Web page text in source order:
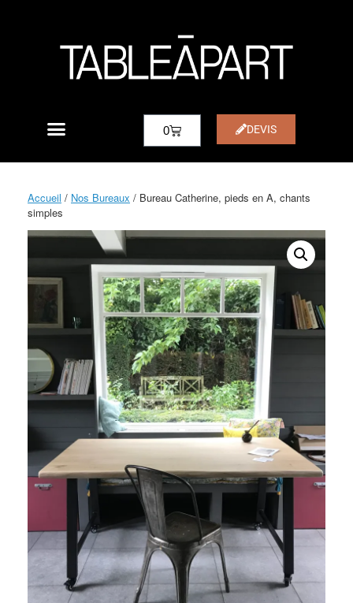
0 DEVIS
Accueil / Nos Bureaux / Bureau Catherine, pieds en A, chants
simples